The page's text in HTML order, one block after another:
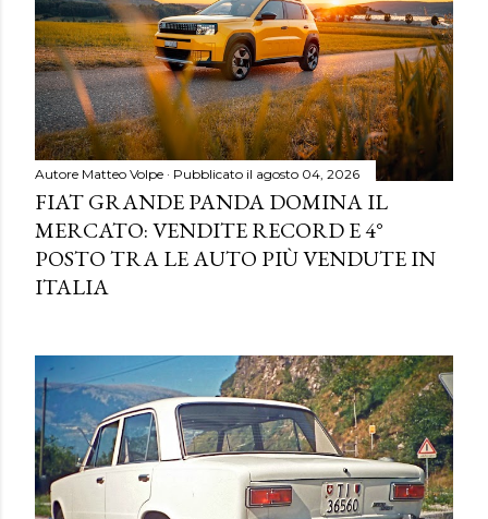
Autore Matteo Volpe Pubblicato il agosto 04, 2026
FIAT GRANDE PANDA DOMINA IL
MERCATO: VENDITE RECORD E 4°
POSTO TRA LE AUTO PIÙ VENDUTE IN
ITALIA